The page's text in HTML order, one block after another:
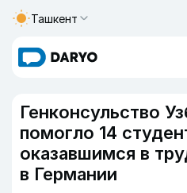
Ташкент
Генконсульство
помогло 14
оказавшимся в
в Германии